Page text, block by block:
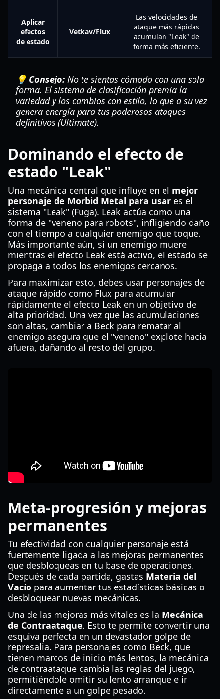
Aplicar
efectos
de estado
Vetkav/Flux
Las velocidades de
ataque más rápidas
acumulan "Leak" de
forma más eficiente.
💡 Consejo: No te sientas cómodo con una sola
forma. El sistema de clasificación premia la
variedad y los cambios con estilo, lo que a su vez
genera energía para tus poderosos ataques
definitivos (Ultimate).
Dominando el efecto de
estado "Leak"
Una mecánica central que influye en el mejor
personaje de Morbid Metal para usar es el
sistema "Leak" (Fuga). Leak actúa como una
forma de "veneno para robots", infligiendo daño
con el tiempo a cualquier enemigo que toque.
Más importante aún, si un enemigo muere
mientras el efecto Leak está activo, el estado se
propaga a todos los enemigos cercanos.
Para maximizar esto, debes usar personajes de
ataque rápido como Flux para acumular
rápidamente el efecto Leak en un objetivo de
alta prioridad. Una vez que las acumulaciones
son altas, cambiar a Beck para rematar al
enemigo asegura que el "veneno" explote hacia
afuera, dañando al resto del grupo.
Meta-progresión y mejoras
permanentes
Tu efectividad con cualquier personaje está
fuertemente ligada a las mejoras permanentes
que desbloqueas en tu base de operaciones.
Después de cada partida, gastas Materia del
Vacío para aumentar tus estadísticas básicas o
desbloquear nuevas mecánicas.
Una de las mejoras más vitales es la Mecánica
de Contraataque. Esto te permite convertir una
esquiva perfecta en un devastador golpe de
represalia. Para personajes como Beck, que
tienen marcos de inicio más lentos, la mecánica
de contraataque cambia las reglas del juego,
permitiéndole omitir su lento arranque e ir
directamente a un golpe pesado.